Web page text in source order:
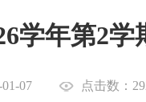
学年第2
07 点击数：